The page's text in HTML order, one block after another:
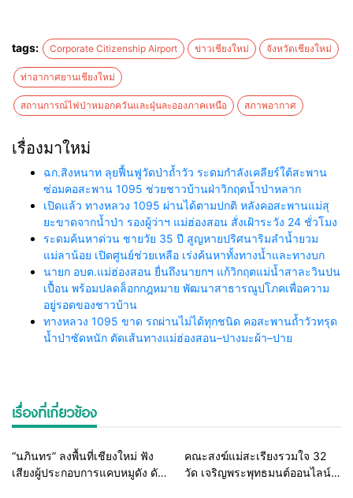
tags: Corporate Citizenship Airport ข่าวเชียงใหม่ จังหวัดเชียงใหม่
ท่าอากาศยานเชียงใหม่
สถานการณ์ไฟป่าหมอกควันและฝุ่นละอองภาคเหนือ สภาพอากาศ
เรื่องมาใหม่
ฉก.สิงหนาท ลุยฟื้นฟูวัดป่าถ้ำวัว ระดมกำลังเคลียร์ใต้สะพาน
ซ่อมคอสะพาน 1095 ช่วยชาวบ้านฝ่าวิกฤตน้ำป่าหลาก
เปิดแล้ว ทางหลวง 1095 ผ่านได้ตามปกติ หลังคอสะพานแม่สุ
ยะขาดจากน้ำป่า รองผู้ว่าฯ แม่ฮ่องสอน สั่งเฝ้าระวัง 24 ชั่วโมง
ระดมค้นหาด่วน ชายวัย 35 ปี สูญหายปริศนาริมลำน้ำยวม
แม่ลาน้อย เปิดศูนย์ช่วยเหลือ เร่งค้นหาทั้งทางน้ำและทางบก
นายก อบต.แม่ฮ่องสอน ยื่นถึงนายกฯ แก้วิกฤตแม่น้ำสาละวินปน
เปื้อน พร้อมปลดล็อกกฎหมาย พัฒนาสาธารณูปโภคเพื่อความ
อยู่รอดของชาวบ้าน
ทางหลวง 1095 ขาด รถผ่านไม่ได้ทุกชนิด คอสะพานถ้ำวัวทรุด
น้ำป่าซัดหนัก ตัดเส้นทางแม่ฮ่องสอน–ปางมะผ้า–ปาย
เรื่องที่เกี่ยวข้อง
Home ธุรกิจ-บันเทิง
“นภินทร” ลงพื้นที่เชียงใหม่ ฟัง
เสียงผู้ประกอบการแคบหมูดัง ดัน
Home สายธรรมะ-พระเครื่อง
คณะสงฆ์แม่สะเรียงรวมใจ 32
วัด เจริญพระพุทธมนต์ออนไลน์